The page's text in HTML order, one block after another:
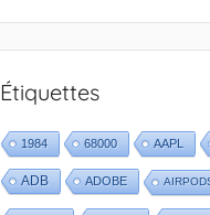
Étiquettes
1984 68000 AAPL
ADB ADOBE